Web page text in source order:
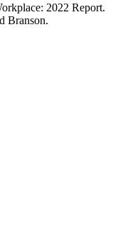
2022 Report.
Branson.